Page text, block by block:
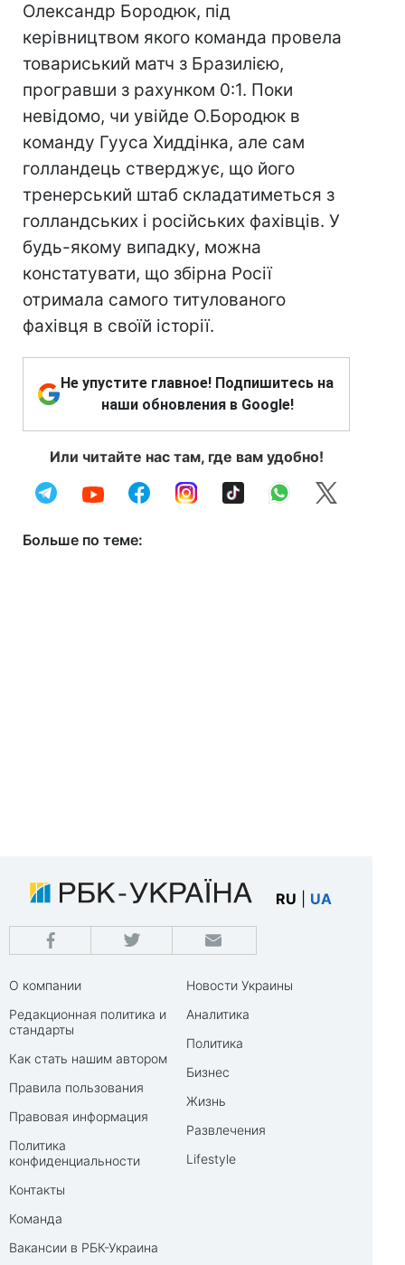
Олександр Бородюк, під
керівництвом якого команда провела
товариський матч з Бразилією,
програвши з рахунком 0:1. Поки
невідомо, чи увійде О.Бородюк в
команду Гууса Хиддінка, але сам
голландець стверджує, що його
тренерський штаб складатиметься з
голландських і російських фахівців. У
будь-якому випадку, можна
констатувати, що збірна Росії
отримала самого титулованого
фахівця в своїй історії.
Не упустите главное! Подпишитесь на
наши обновления в Google!
Или читайте нас там, где вам удобно!
Больше по теме:
RU UA
О компании
Редакционная политика и
стандарты
Как стать нашим автором
Правила пользования
Правовая информация
Политика
конфиденциальности
Контакты
Команда
Вакансии в РБК-Украина
Новости Украины
Аналитика
Политика
Бизнес
Жизнь
Развлечения
Lifestyle